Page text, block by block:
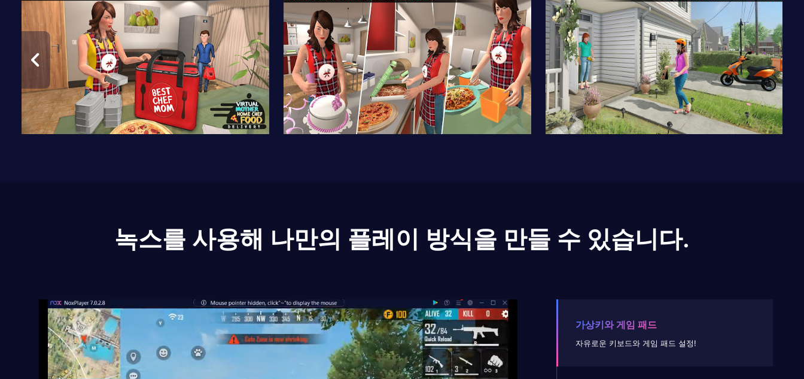
녹스를 사용해 나만의 플레이 방식을 만들 수 있습니다.
가상키와 게임 패드
자유로운 키보드와 게임 패드 설정!